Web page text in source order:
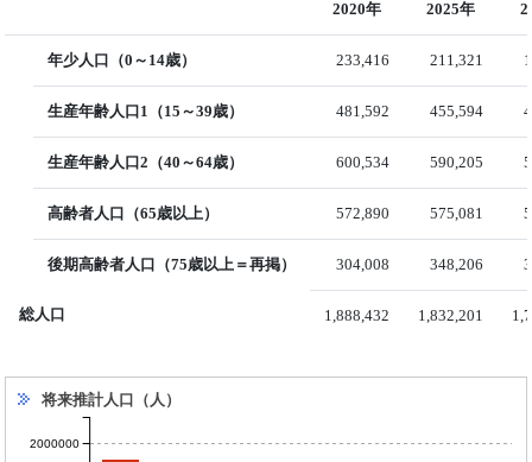
2020年 2025年
年少人口（0～14歳） 233,416 211,321
生産年齢人口1（15～39歳） 481,592 455,594
生産年齢人口2（40～64歳） 600,534 590,205
高齢者人口（65歳以上） 572,890 575,081
後期高齢者人口（75歳以上＝再掲） 304,008 348,206
総人口 1,888,432 1,832,201
将来推計人口（人）
2000000